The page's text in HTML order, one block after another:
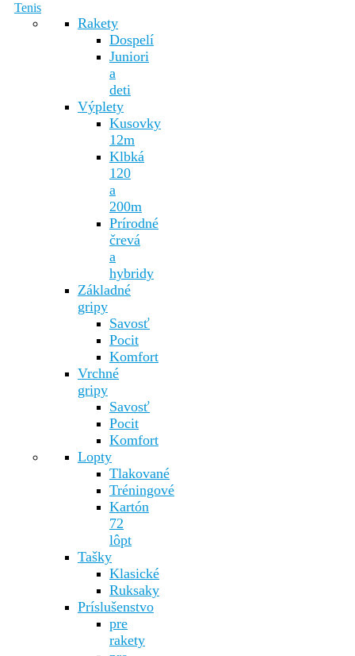
Tenis
Rakety
Dospelí
Juniori
a
deti
Výplety
Kusovky
12m
Klbká
120
a
200m
Prírodné
črevá
a
hybridy
Základné
gripy
Savosť
Pocit
Komfort
Vrchné
gripy
Savosť
Pocit
Komfort
Lopty
Tlakované
Tréningové
Kartón
72
lôpt
Tašky
Klasické
Ruksaky
Príslušenstvo
pre
rakety